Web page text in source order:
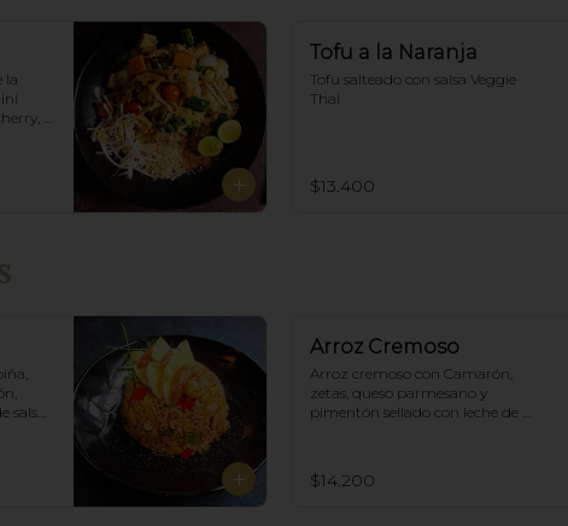
la
Tofu a la Naranja
Tofu salteado con salsa Veggie
Thai
$13.400
salsa
Arroz Cremoso
Arroz cremoso con Camarón,
zetas, queso parmesano y
pimentón sellado con leche de
$14.200